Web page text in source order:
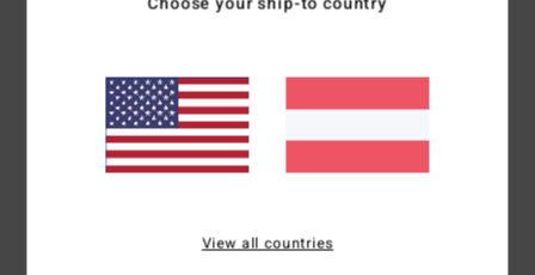
NaN 5.0
Größe
Zu klein Zu groß
5.0
View all countries